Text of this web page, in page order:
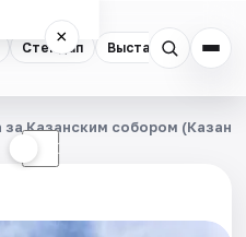
Стендап Выставки
×
☾
за Казанским собором